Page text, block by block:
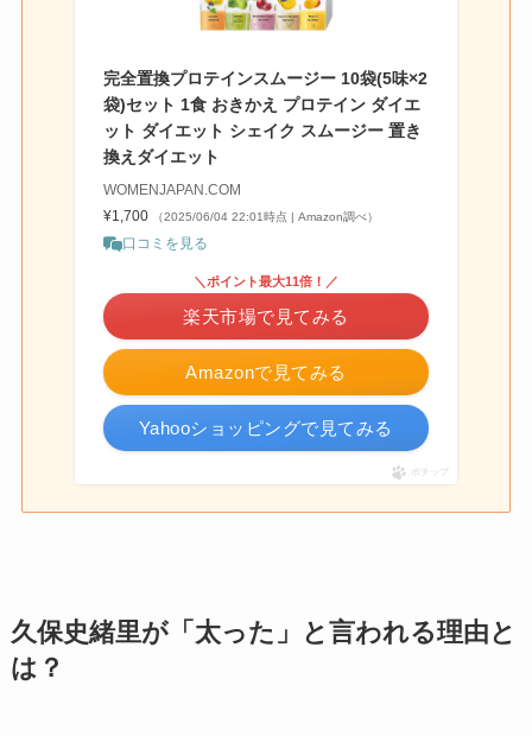
完全置換プロテインスムージー 10袋(5味×2
袋)セット 1食 おきかえ プロテイン ダイエ
ット ダイエット シェイク スムージー 置き
換えダイエット
WOMENJAPAN.COM
¥1,700
（2025/06/04 22:01時点 | Amazon調べ）
口コミを見る
Amazonで見てみる
＼ポイント最大11倍！／
楽天市場で見てみる
Yahooショッピングで見てみる
ポチップ
久保史緒里が「太った」と言われる理由と
は？